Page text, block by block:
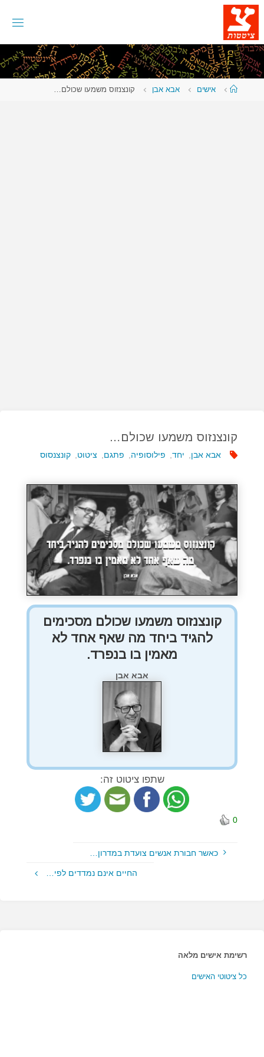
דלגו
לתוכן
עמודאישים אבא אבן קונצנזוס משמעו שכולם…
קונצנזוס משמעו שכולם…
אבא אבן יחד פילוסופיה פתגם ציטוט קונצנסוס
קונצנזוס משמעו שכולם מסכימים
להגיד ביחד מה שאף אחד לא
מאמין בו בנפרד.
אבא אבן
שתפו ציטוט זה:
0
כאשר חבורת אנשים צועדת במדרון…
החיים אינם נמדדים לפי…
רשימת אישים מלאה
כל ציטוטי האישים